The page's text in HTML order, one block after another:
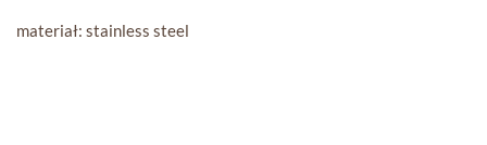
materiał: stainless steel